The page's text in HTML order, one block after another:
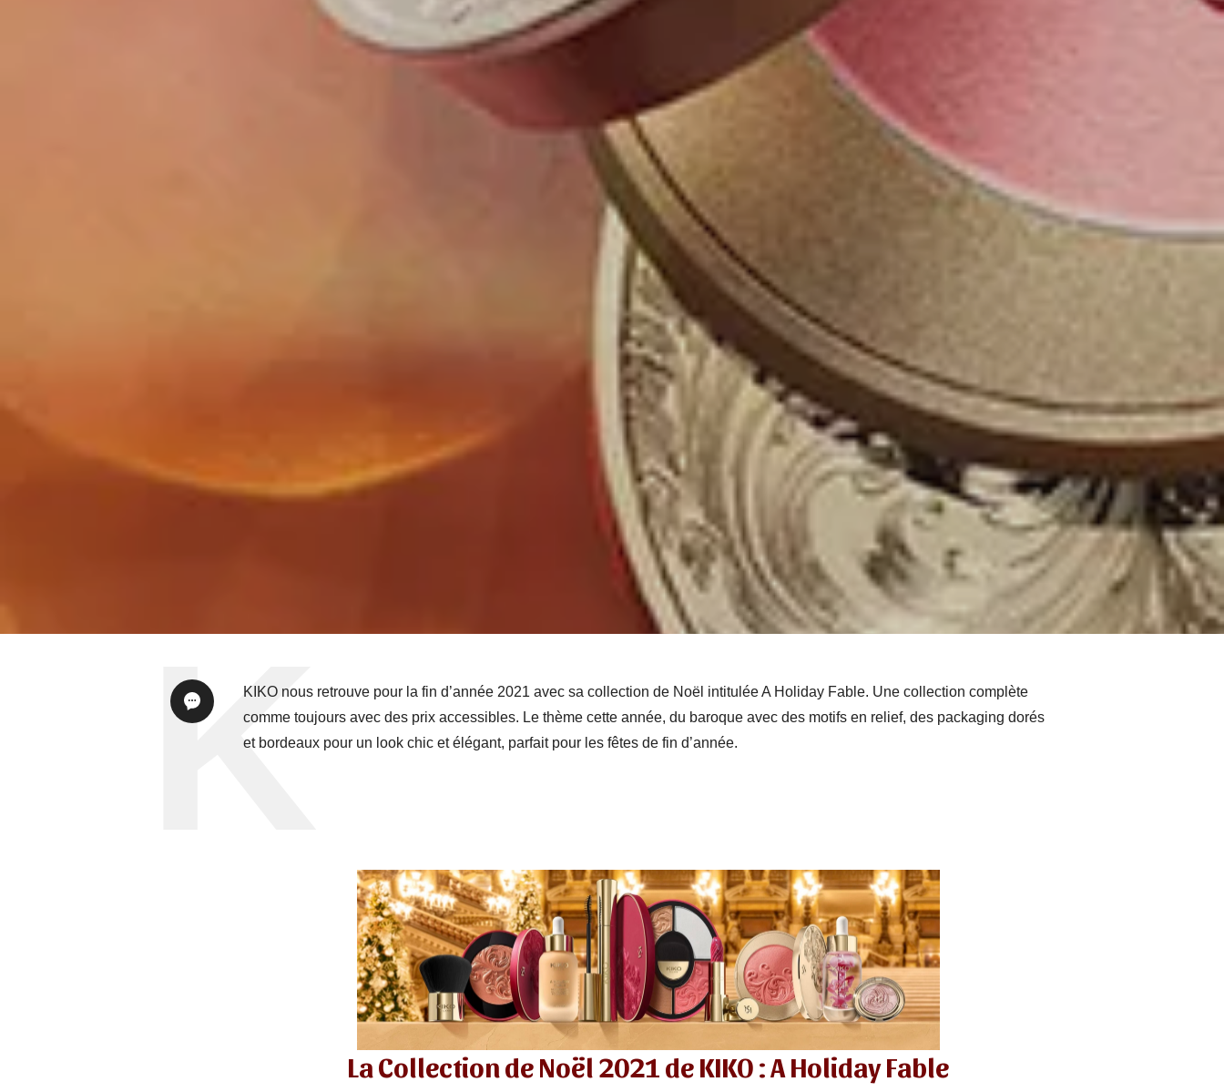
KIKO nous retrouve pour la fin d’année 2021 avec sa collection de Noël intitulée A Holiday Fable. Une collection complète
comme toujours avec des prix accessibles. Le thème cette année, du baroque avec des motifs en relief, des packaging dorés
et bordeaux pour un look chic et élégant, parfait pour les fêtes de fin d’année.
La Collection de Noël 2021 de KIKO : A Holiday Fable